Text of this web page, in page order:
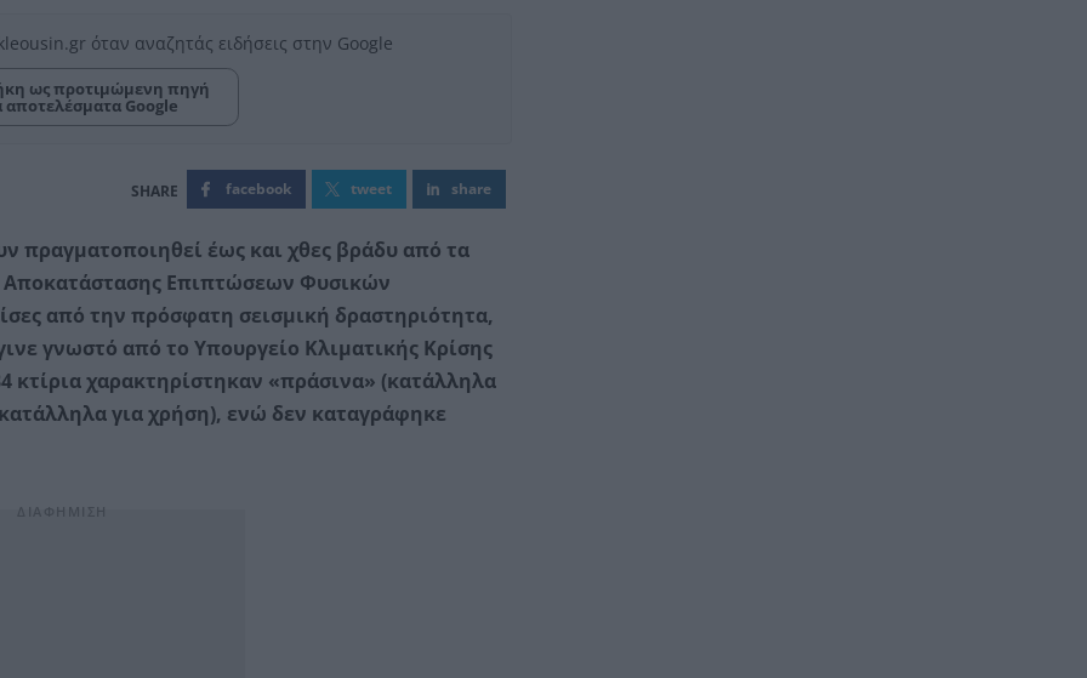
όταν αναζητάς ειδήσεις στην Google
ως προτιμώμενη πηγή
αποτελέσματα Google
facebook tweet share
πραγματοποιηθεί έως και χθες βράδυ από τα
Αποκατάστασης Επιπτώσεων Φυσικών
από την πρόσφατη σεισμική δραστηριότητα,
γνωστό από το Υπουργείο Κλιματικής Κρίσης
κτίρια χαρακτηρίστηκαν «πράσινα» (κατάλληλα
για χρήση), ενώ δεν καταγράφηκε